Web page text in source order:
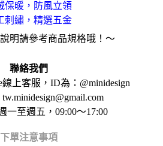
保暖，防風立領
刺繡，精選五金
明請參考商品規格哦！～
聯絡我們
上客服，ID為：@minidesign
一至週五，09:00～17:00
下單注意事項